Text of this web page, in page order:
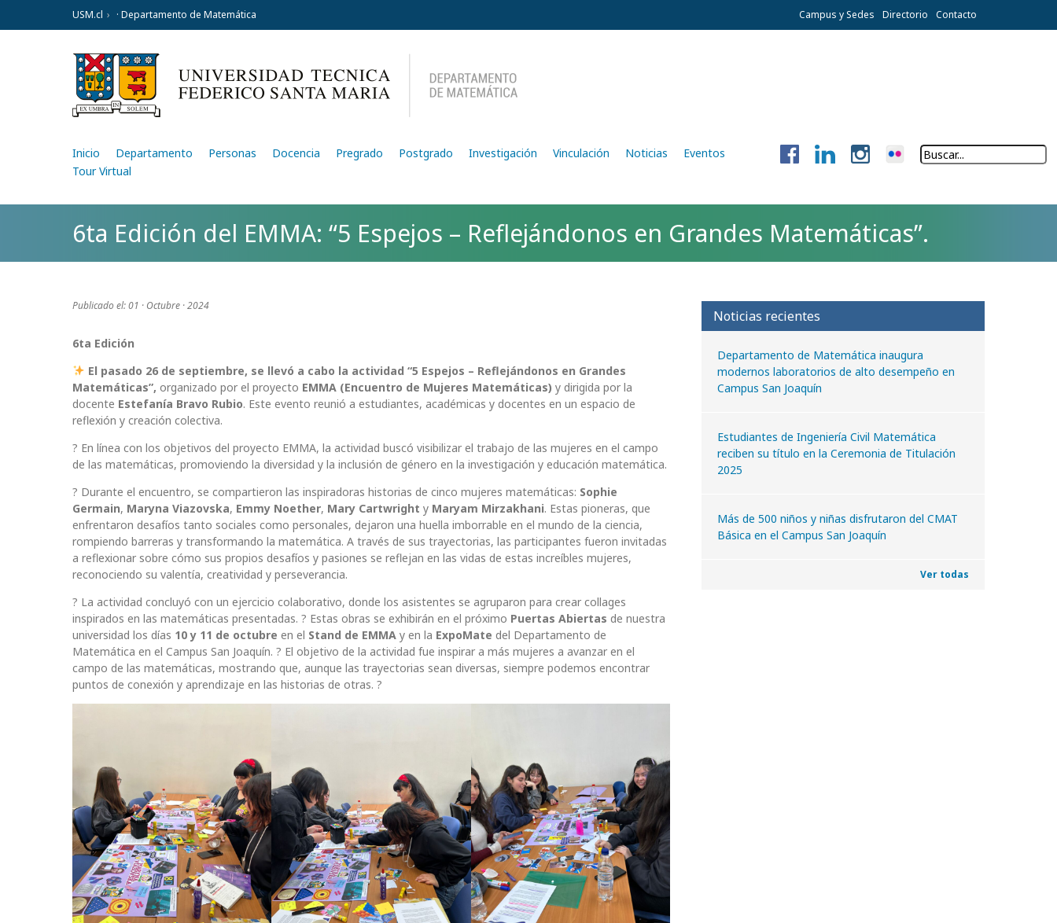
USM.cl · Departamento de Matemática Campus y Sedes Directorio Contacto
Inicio Departamento Personas Docencia Pregrado Postgrado Investigación Vinculación Noticias
Eventos
Tour Virtual
6ta Edición del EMMA: “5 Espejos – Reflejándonos en Grandes Matemáticas”.
Publicado el: 01 · Octubre · 2024
6ta Edición
El pasado 26 de septiembre, se llevó a cabo la actividad “5 Espejos – Reflejándonos en Grandes
Matemáticas”, organizado por el proyecto EMMA (Encuentro de Mujeres Matemáticas) y dirigida por la
docente Estefanía Bravo Rubio. Este evento reunió a estudiantes, académicas y docentes en un espacio de
reflexión y creación colectiva.
? En línea con los objetivos del proyecto EMMA, la actividad buscó visibilizar el trabajo de las mujeres en el campo
de las matemáticas, promoviendo la diversidad y la inclusión de género en la investigación y educación matemática.
? Durante el encuentro, se compartieron las inspiradoras historias de cinco mujeres matemáticas: Sophie
Germain, Maryna Viazovska, Emmy Noether, Mary Cartwright y Maryam Mirzakhani. Estas pioneras, que
enfrentaron desafíos tanto sociales como personales, dejaron una huella imborrable en el mundo de la ciencia,
rompiendo barreras y transformando la matemática. A través de sus trayectorias, las participantes fueron invitadas
a reflexionar sobre cómo sus propios desafíos y pasiones se reflejan en las vidas de estas increíbles mujeres,
reconociendo su valentía, creatividad y perseverancia.
?️ La actividad concluyó con un ejercicio colaborativo, donde los asistentes se agruparon para crear collages
inspirados en las matemáticas presentadas. ? Estas obras se exhibirán en el próximo Puertas Abiertas de nuestra
universidad los días 10 y 11 de octubre en el Stand de EMMA y en la ExpoMate del Departamento de
Matemática en el Campus San Joaquín. ? El objetivo de la actividad fue inspirar a más mujeres a avanzar en el
campo de las matemáticas, mostrando que, aunque las trayectorias sean diversas, siempre podemos encontrar
puntos de conexión y aprendizaje en las historias de otras. ?
Noticias recientes
Departamento de Matemática inaugura
modernos laboratorios de alto desempeño en
Campus San Joaquín
Estudiantes de Ingeniería Civil Matemática
reciben su título en la Ceremonia de Titulación
2025
Más de 500 niños y niñas disfrutaron del CMAT
Básica en el Campus San Joaquín
Ver todas